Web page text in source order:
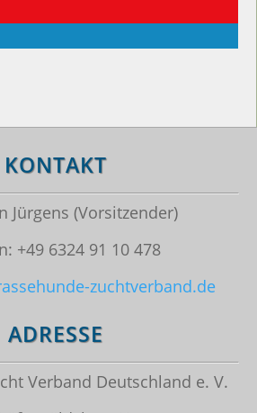
KONTAKT
Jürgens (Vorsitzender)
+49 6324 91 10 478
zuchtverband.de
ADRESSE
Verband Deutschland e. V.